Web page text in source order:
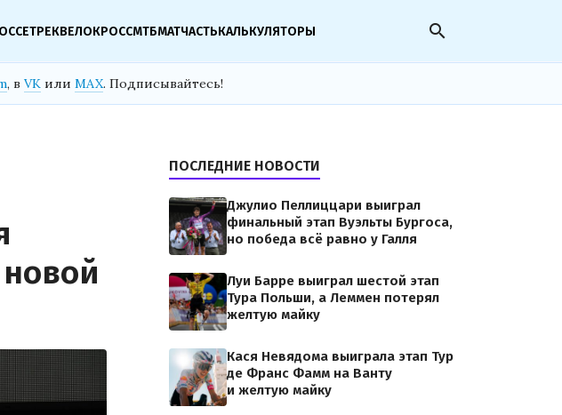
ТРЕКВЕЛОКРОССМТБМАТЧАСТЬКАЛЬКУЛЯТОРЫ search
, в VK или MAX. Подписывайтесь!
ПОСЛЕДНИЕ НОВОСТИ
Джулио Пеллиццари выиграл
финальный этап Вуэльты Бургоса,
но победа всё равно у Галля
Луи Барре выиграл шестой этап
Тура Польши, а Леммен потерял
желтую майку
Кася Невядома выиграла этап Тур
де Франс Фамм на Ванту
и желтую майку